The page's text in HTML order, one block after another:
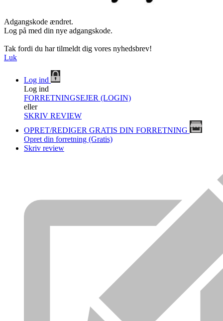
Adgangskode ændret.
Log på med din nye adgangskode.
Tak fordi du har tilmeldt dig vores nyhedsbrev!
Luk
Log ind
Log ind
FORRETNINGSEJER (LOGIN)
eller
SKRIV REVIEW
OPRET/REDIGER GRATIS DIN FORRETNING
Opret din forretning (Gratis)
Skriv review